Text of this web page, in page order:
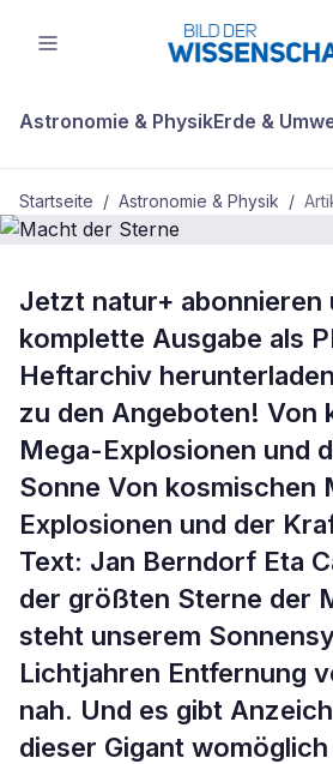
Astronomie & PhysikErde &
Startseite / Astronomie & Physik /
Macht der Sterne
Jetzt natur+ abonnieren
komplette Ausgabe als
Heftarchiv
zu den Angeboten! Von
Mega-Explosionen und
Sonne Von kosmischen
Explosionen und der
Text: Jan Berndorf Eta
der größten Sterne der
steht unserem
Lichtjahren Entfernung
nah. Und es gibt
dieser Gigant womöglich